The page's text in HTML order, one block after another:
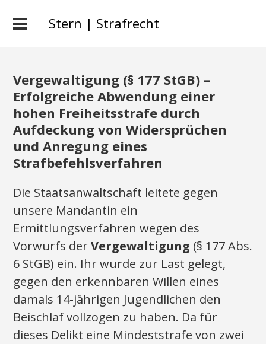
Stern | Strafrecht
Vergewaltigung (§ 177 StGB) –
Erfolgreiche Abwendung einer
hohen Freiheitsstrafe durch
Aufdeckung von Widersprüchen
und Anregung eines
Strafbefehlsverfahren
Die Staatsanwaltschaft leitete gegen
unsere Mandantin ein
Ermittlungsverfahren wegen des
Vorwurfs derVergewaltigung (§ 177 Abs.
6 StGB) ein. Ihr wurde zur Last gelegt,
gegen den erkennbaren Willen eines
damals 14-jährigen Jugendlichen den
Beischlaf vollzogen zu haben. Da für
dieses Delikt eine Mindeststrafe von zwei